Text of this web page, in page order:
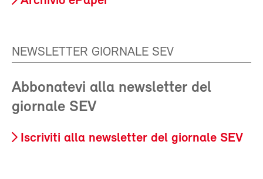
NEWSLETTER GIORNALE SEV
Abbonatevi alla newsletter del
giornale SEV
Iscriviti alla newsletter del giornale SEV